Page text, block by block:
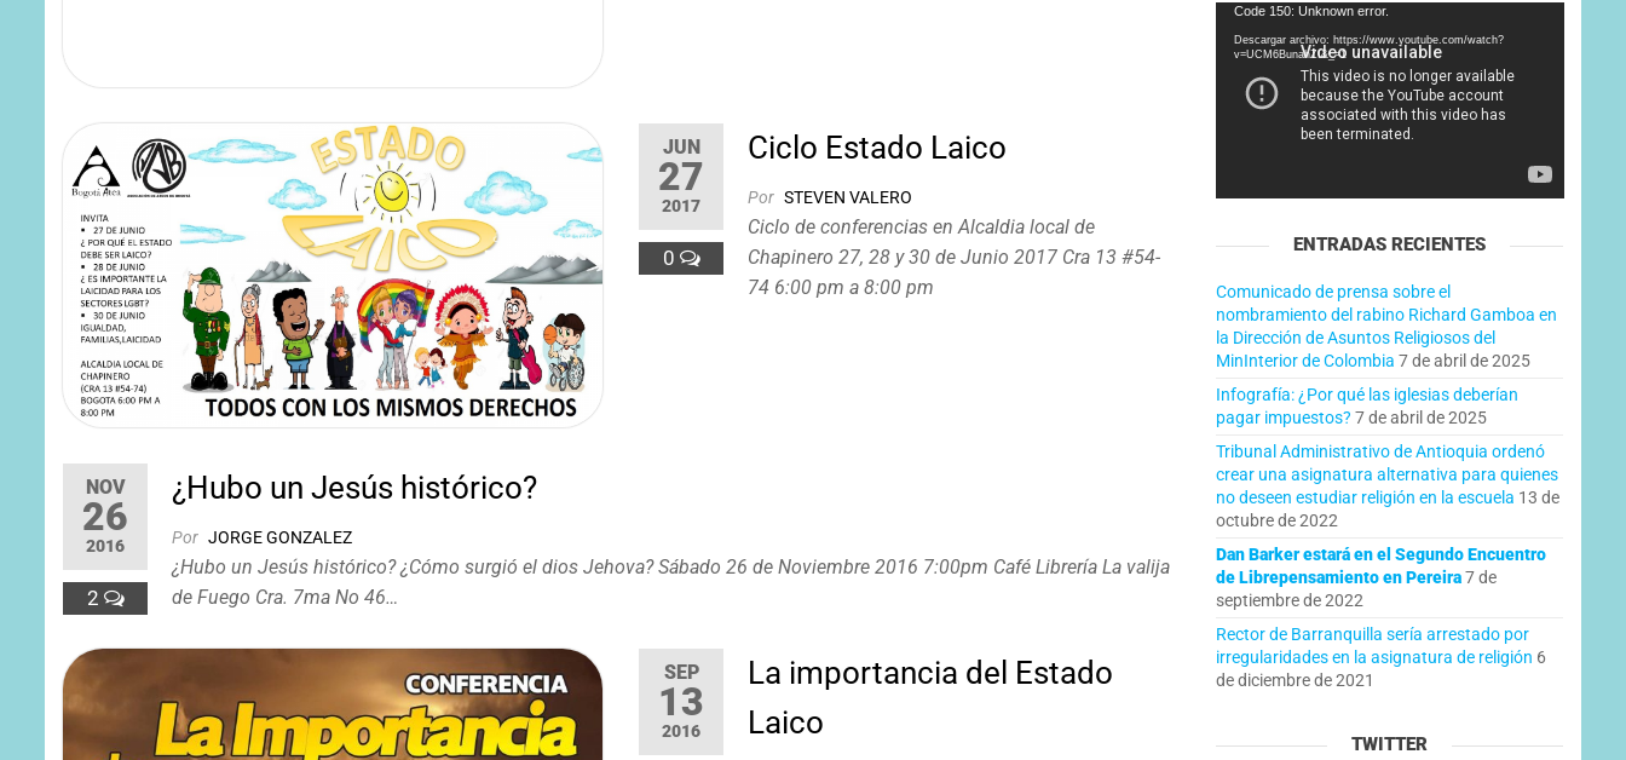
JUN
27
2017
0
Ciclo Estado Laico
Por STEVEN VALERO
Ciclo de conferencias en Alcaldia local de
Chapinero 27, 28 y 30 de Junio 2017 Cra 13 #54-
74 6:00 pm a 8:00 pm
NOV
26
2016
2
¿Hubo un Jesús histórico?
Por JORGE GONZALEZ
¿Hubo un Jesús histórico? ¿Cómo surgió el dios Jehova? Sábado 26 de Noviembre 2016 7:00pm Café Librería La valija
de Fuego Cra. 7ma No 46…
SEP
13
2016
La importancia del Estado
Laico
Reproductor
vídeo
Code 150: Unknown error.
Descargar archivo: https://www.youtube.com/watch?
v=UCM6BunahZI&_=1
ENTRADAS RECIENTES
Comunicado de prensa sobre el
nombramiento del rabino Richard Gamboa en
la Dirección de Asuntos Religiosos del
MinInterior de Colombia 7 de abril de 2025
Infografía: ¿Por qué las iglesias deberían
pagar impuestos? 7 de abril de 2025
Tribunal Administrativo de Antioquia ordenó
crear una asignatura alternativa para quienes
no deseen estudiar religión en la escuela 13 de
octubre de 2022
Dan Barker estará en el Segundo Encuentro
de Librepensamiento en Pereira 7 de
septiembre de 2022
Rector de Barranquilla sería arrestado por
irregularidades en la asignatura de religión 6
de diciembre de 2021
TWITTER